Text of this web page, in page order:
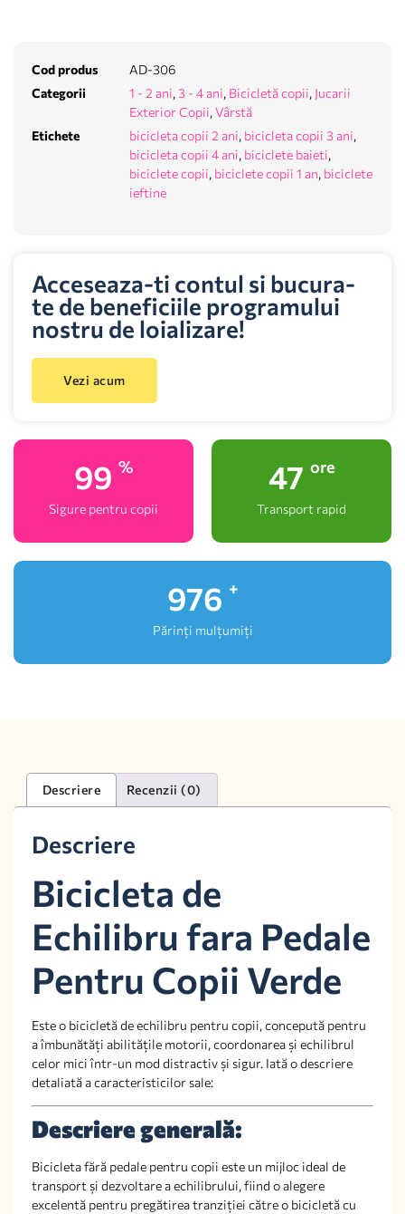
Cod produs
AD-306
Categorii
1 - 2 ani, 3 - 4 ani, Bicicletă copii, Jucarii
Exterior Copii, Vârstă
Etichete
bicicleta copii 2 ani, bicicleta copii 3 ani,
bicicleta copii 4 ani, biciclete baieti,
biciclete copii, biciclete copii 1 an, biciclete
ieftine
Acceseaza-ti contul si bucura-
te de beneficiile programului
nostru de loializare!
Vezi acum
100 %
Sigure pentru copii
48 ore
Transport rapid
1,000
Părinți mulțumiți
Descriere Recenzii (0)
Descriere
Bicicleta de
Echilibru fara Pedale
Pentru Copii Verde
Este o bicicletă de echilibru pentru copii, concepută pentru
a îmbunătăți abilitățile motorii, coordonarea și echilibrul
celor mici într-un mod distractiv și sigur. Iată o descriere
detaliată a caracteristicilor sale:
Descriere generală:
Bicicleta fără pedale pentru copii este un mijloc ideal de
transport și dezvoltare a echilibrului, fiind o alegere
excelentă pentru pregătirea tranziției către o bicicletă cu